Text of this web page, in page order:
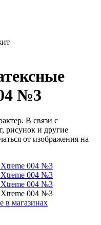
№3
В связи с
рисунок и другие
от изображения на
в магазинах